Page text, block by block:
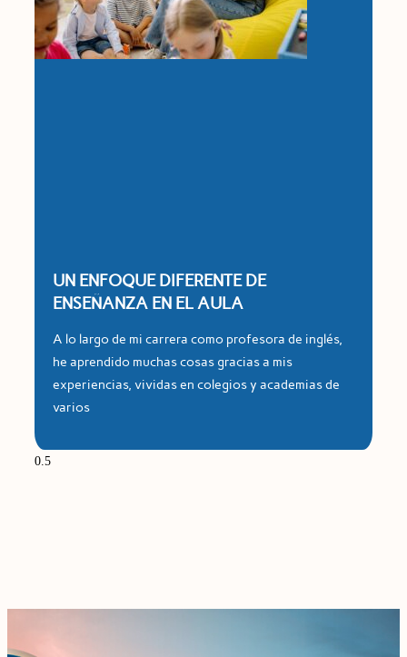
UN ENFOQUE DIFERENTE DE
ENSEÑANZA EN EL AULA
A lo largo de mi carrera como profesora de inglés,
he aprendido muchas cosas gracias a mis
experiencias, vividas en colegios y academias de
varios